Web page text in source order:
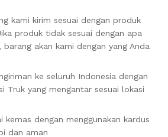
kami kirim sesuai dengan produk
produk tidak sesuai dengan apa
barang akan kami dengan yang Anda
ke seluruh Indonesia dengan
Truk yang mengantar sesuai lokasi
kemas dengan menggunakan kardus
dan aman